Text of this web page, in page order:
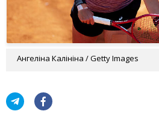
Ангеліна Калініна / Getty Images